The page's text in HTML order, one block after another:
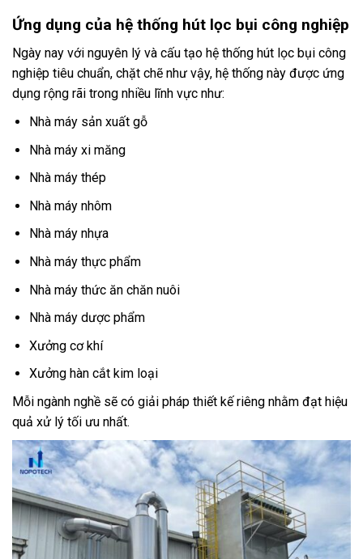
Ứng dụng của hệ thống hút lọc bụi công nghiệp
Ngày nay với nguyên lý và cấu tạo hệ thống hút lọc bụi công
nghiệp tiêu chuẩn, chặt chẽ như vậy, hệ thống này được ứng
dụng rộng rãi trong nhiều lĩnh vực như:
Nhà máy sản xuất gỗ
Nhà máy xi măng
Nhà máy thép
Nhà máy nhôm
Nhà máy nhựa
Nhà máy thực phẩm
Nhà máy thức ăn chăn nuôi
Nhà máy dược phẩm
Xưởng cơ khí
Xưởng hàn cắt kim loại
Mỗi ngành nghề sẽ có giải pháp thiết kế riêng nhằm đạt hiệu
quả xử lý tối ưu nhất.